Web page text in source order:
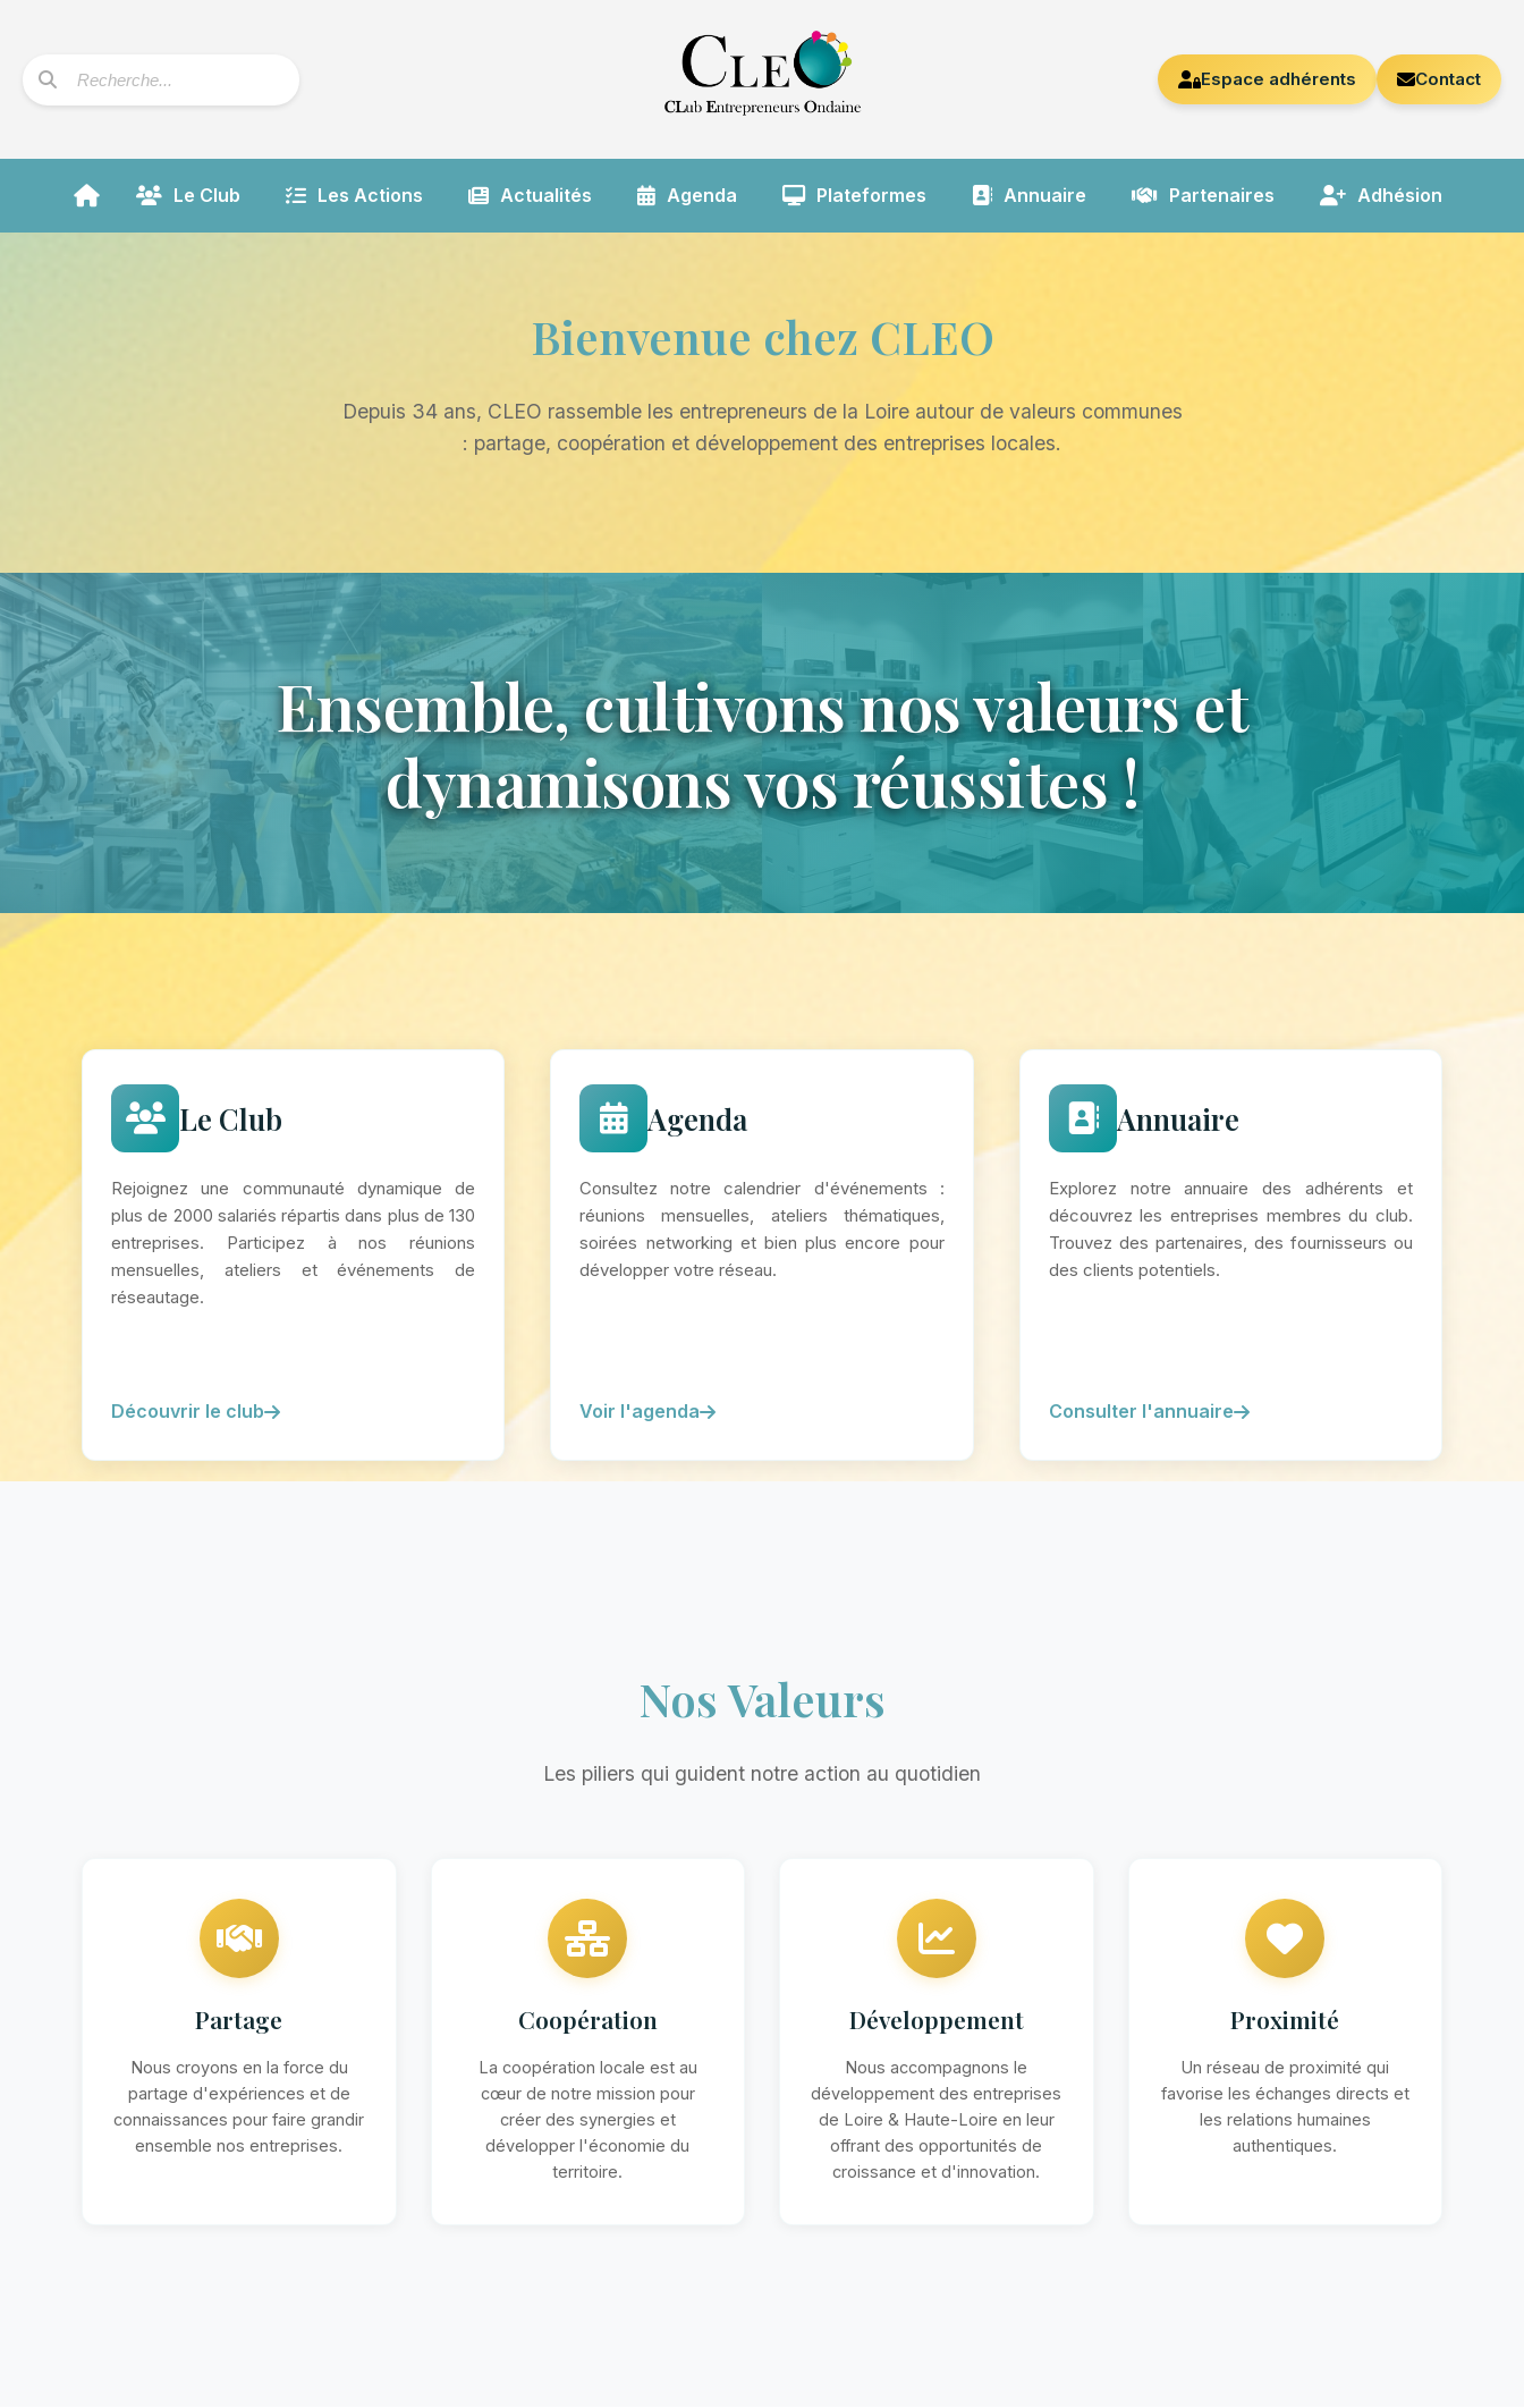
Espace adhérents Contact
Le Club Les Actions Actualités Agenda Plateformes Annuaire Partenaires Adhésion
Bienvenue chez CLEO
Depuis 34 ans, CLEO rassemble les entrepreneurs de la Loire autour de valeurs communes
: partage, coopération et développement des entreprises locales.
Ensemble, cultivons nos valeurs et
dynamisons vos réussites !
Le Club
Rejoignez une communauté dynamique de
plus de 2000 salariés répartis dans plus de 130
entreprises. Participez à nos réunions
mensuelles, ateliers et événements de
réseautage.
Découvrir le club
Agenda
Consultez notre calendrier d'événements :
réunions mensuelles, ateliers thématiques,
soirées networking et bien plus encore pour
développer votre réseau.
Voir l'agenda
Annuaire
Explorez notre annuaire des adhérents et
découvrez les entreprises membres du club.
Trouvez des partenaires, des fournisseurs ou
des clients potentiels.
Consulter l'annuaire
Nos Valeurs
Les piliers qui guident notre action au quotidien
Partage
Nous croyons en la force du
partage d'expériences et de
connaissances pour faire grandir
ensemble nos entreprises.
Coopération
La coopération locale est au
cœur de notre mission pour
créer des synergies et
développer l'économie du
territoire.
Développement
Nous accompagnons le
développement des entreprises
de Loire & Haute-Loire en leur
offrant des opportunités de
croissance et d'innovation.
Proximité
Un réseau de proximité qui
favorise les échanges directs et
les relations humaines
authentiques.